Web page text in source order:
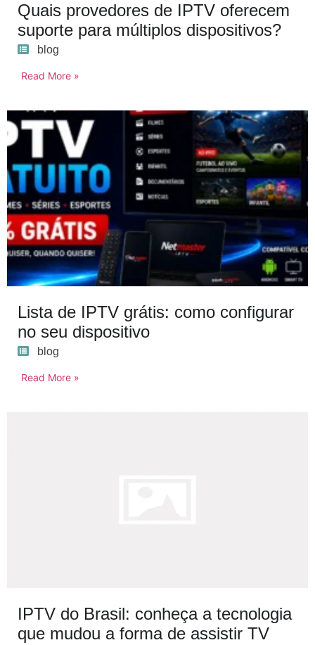
Quais provedores de IPTV oferecem
suporte para múltiplos dispositivos?
blog
Read More »
Lista de IPTV grátis: como configurar
no seu dispositivo
blog
Read More »
IPTV do Brasil: conheça a tecnologia
que mudou a forma de assistir TV